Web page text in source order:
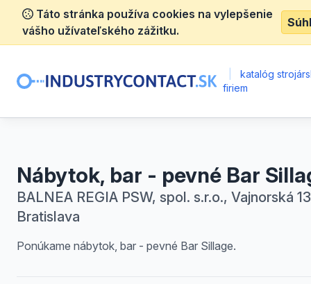
Táto stránka používa cookies na vylepšenie
vášho užívateľského zážitku.
katalóg
firiem
Nábytok, bar - pevné Bar
BALNEA REGIA PSW, spol. s.r.o., Vajnorská
Bratislava
Ponúkame nábytok, bar - pevné Bar Sillage.